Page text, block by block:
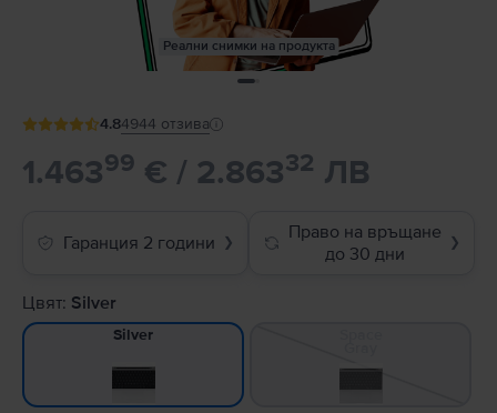
Реални снимки на продукта
4.84944 отзива
1.46399 € / 2.86332 ЛВ
Гаранция 2 години ❯
Право на връщане
до 30 дни
❯
Цвят: Silver
Silver